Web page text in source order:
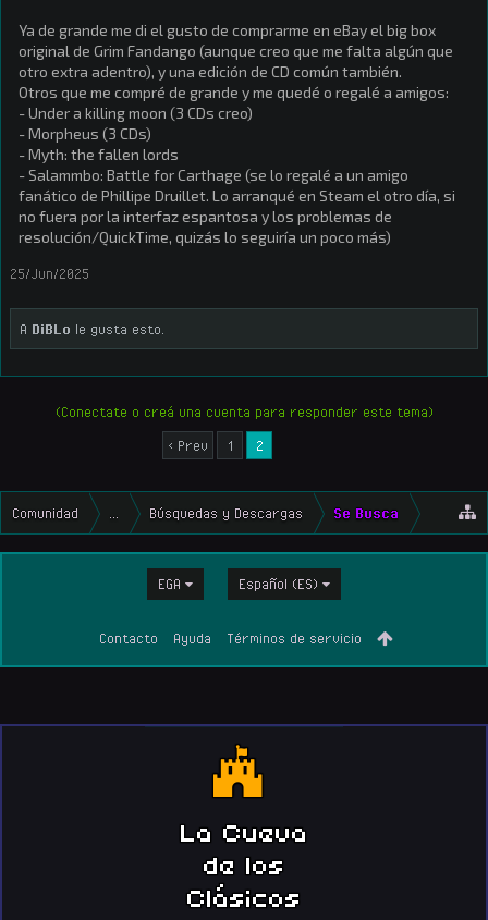
Ya de grande me di el gusto de comprarme en eBay el big box
original de Grim Fandango (aunque creo que me falta algún que
otro extra adentro), y una edición de CD común también.
Otros que me compré de grande y me quedé o regalé a amigos:
- Under a killing moon (3 CDs creo)
- Morpheus (3 CDs)
- Myth: the fallen lords
- Salammbo: Battle for Carthage (se lo regalé a un amigo
fanático de Phillipe Druillet. Lo arranqué en Steam el otro día, si
no fuera por la interfaz espantosa y los problemas de
resolución/QuickTime, quizás lo seguiría un poco más)
25/Jun/2025
A DiBLo le gusta esto.
(Conectate o creá una cuenta para responder este tema)
< Prev
1 2
Comunidad Búsquedas y Descargas Se Busca
EGA Español (ES)
Contacto Ayuda Términos de servicio
La Cueva
de los
Clásicos